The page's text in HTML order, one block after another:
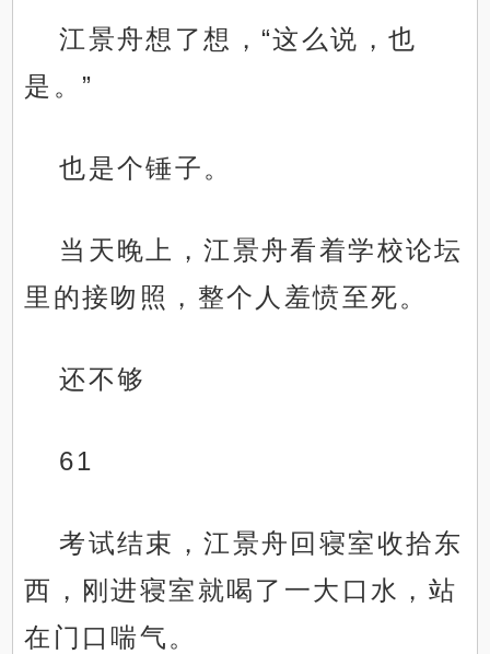
江景舟想了想，“这么说，也
是。”
也是个锤子。
当天晚上，江景舟看着学校论坛
里的接吻照，整个人羞愤至死。
还不够
61
考试结束，江景舟回寝室收拾东
西，刚进寝室就喝了一大口水，站
在门口喘气。